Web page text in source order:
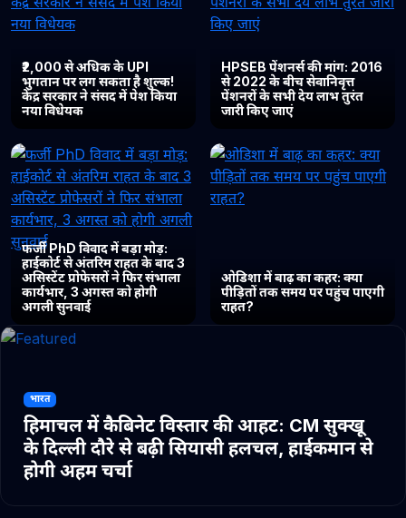
₹2,000 से अधिक के UPI
भुगतान पर लग सकता है शुल्क!
केंद्र सरकार ने संसद में पेश किया
नया विधेयक
HPSEB पेंशनर्स की मांग: 2016
से 2022 के बीच सेवानिवृत्त
पेंशनरों के सभी देय लाभ तुरंत
जारी किए जाएं
फर्जी PhD विवाद में बड़ा मोड़:
हाईकोर्ट से अंतरिम राहत के बाद 3
असिस्टेंट प्रोफेसरों ने फिर संभाला
कार्यभार, 3 अगस्त को होगी
अगली सुनवाई
ओडिशा में बाढ़ का कहर: क्या
पीड़ितों तक समय पर पहुंच पाएगी
राहत?
भारत
हिमाचल में कैबिनेट विस्तार की आहट: CM सुक्खू
के दिल्ली दौरे से बढ़ी सियासी हलचल, हाईकमान से
होगी अहम चर्चा